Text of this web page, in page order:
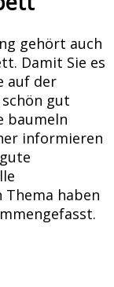
gehört auch
Damit Sie es
auf der
gut
baumeln
informieren
haben